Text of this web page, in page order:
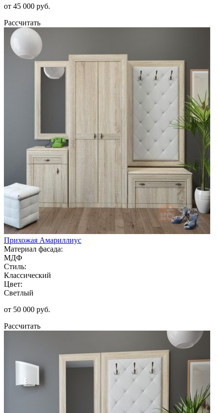
от 45 000 руб.
Рассчитать
Прихожая Амариллиус
Материал фасада:
МДФ
Стиль:
Классический
Цвет:
Светлый
от 50 000 руб.
Рассчитать